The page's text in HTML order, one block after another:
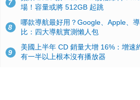
7
場！容量或將 512GB 起跳
8
哪款導航最好用？Google、Apple、
比：四大導航實測懶人包
9
美國上半年 CD 銷量大增 16%：增速
有一半以上根本沒有播放器